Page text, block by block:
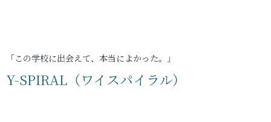
「この学校に出会えて、本当によかった。」
Y-SPIRAL（ワイスパイラル）